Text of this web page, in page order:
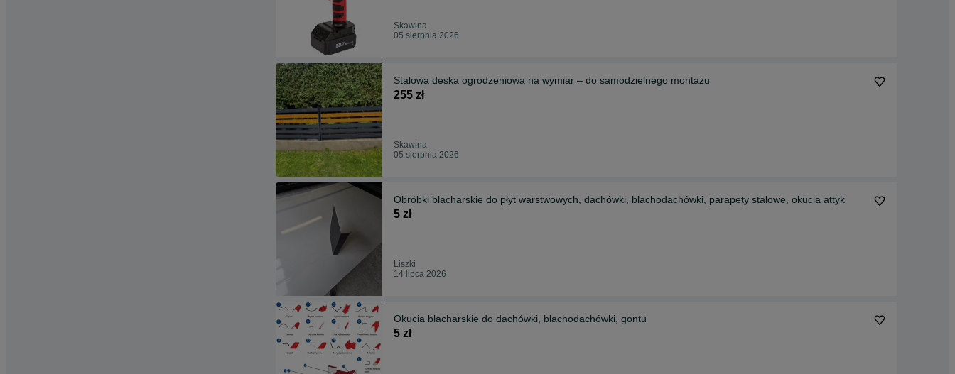
Skawina
05 sierpnia 2026
Stalowa deska ogrodzeniowa na wymiar – do samodzielnego montażu
255 zł
Skawina
05 sierpnia 2026
Obróbki blacharskie do płyt warstwowych, dachówki, blachodachówki, parapety stalowe, okucia attyk
5 zł
Liszki
14 lipca 2026
Okucia blacharskie do dachówki, blachodachówki, gontu
5 zł